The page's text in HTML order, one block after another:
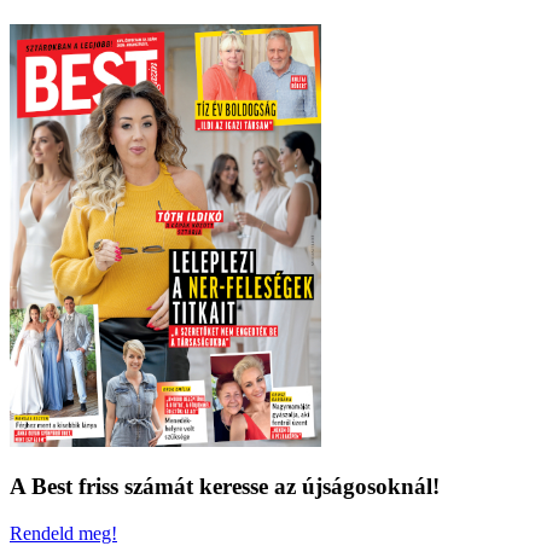
A Best friss számát keresse az újságosoknál!
Rendeld meg!